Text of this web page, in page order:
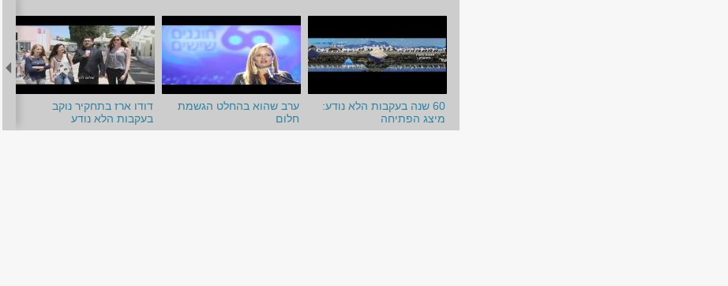
60 שנה בעקבות הלא נודע:
מיצג הפתיחה
ערב שהוא בהחלט הגשמת
חלום
דודו ארז בתחקיר נוקב
בעקבות הלא נודע